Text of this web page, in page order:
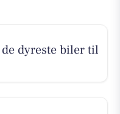
dyreste biler til